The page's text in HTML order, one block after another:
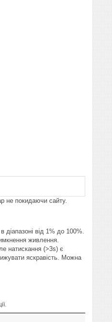
не покидаючи сайту.
діапазоні від 1% до 100%.
живлення.
натискання (>3s) є
яскравість. Можна